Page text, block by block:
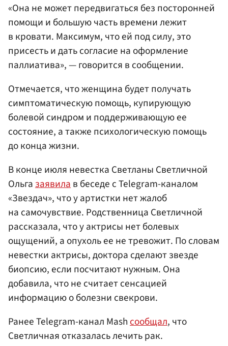
«Она не может передвигаться без посторонней
помощи и большую часть времени лежит
в кровати. Максимум, что ей под силу, это
присесть и дать согласие на оформление
паллиатива», — говорится в сообщении.
Отмечается, что женщина будет получать
симптоматическую помощь, купирующую
болевой синдром и поддерживающую ее
состояние, а также психологическую помощь
до конца жизни.
В конце июля невестка Светланы Светличной
Ольгазаявилав беседе с Telegram-каналом
«Звездач», что у артистки нет жалоб
на самочувствие. Родственница Светличной
рассказала, что у актрисы нет болевых
ощущений, а опухоль ее не тревожит. По словам
невестки актрисы, доктора сделают звезде
биопсию, если посчитают нужным. Она
добавила, что не считает сенсацией
информацию о болезни свекрови.
Ранее Telegram-канал Mashсообщал, что
Светличная отказалась лечить рак.